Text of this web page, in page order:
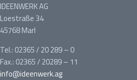
IDEENWERK AG
Loestraße 34
45768 Marl
Tel.: 02365 / 20 289 – 0
Fax.: 02365 / 20289 – 11
info@ideenwerk.ag